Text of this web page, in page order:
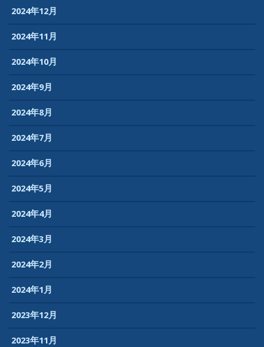
2024年12月
2024年11月
2024年10月
2024年9月
2024年8月
2024年7月
2024年6月
2024年5月
2024年4月
2024年3月
2024年2月
2024年1月
2023年12月
2023年11月